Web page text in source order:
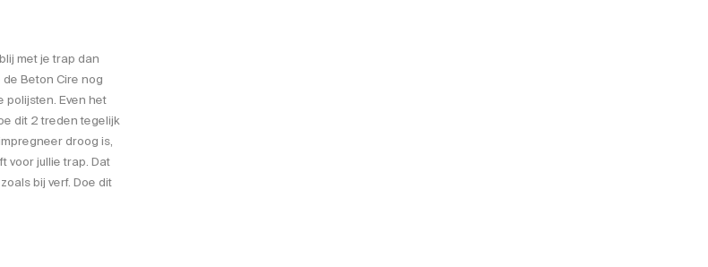
met je trap dan
Beton Cire nog
polijsten. Even het
dit 2 treden tegelijk
droog is,
voor jullie trap. Dat
bij verf. Doe dit